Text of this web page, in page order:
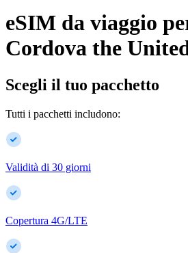
eSIM da viaggio
Cordova the
Scegli il tuo pacchetto
Tutti i pacchetti includono:
Validità di 30 giorni
Copertura 4G/LTE